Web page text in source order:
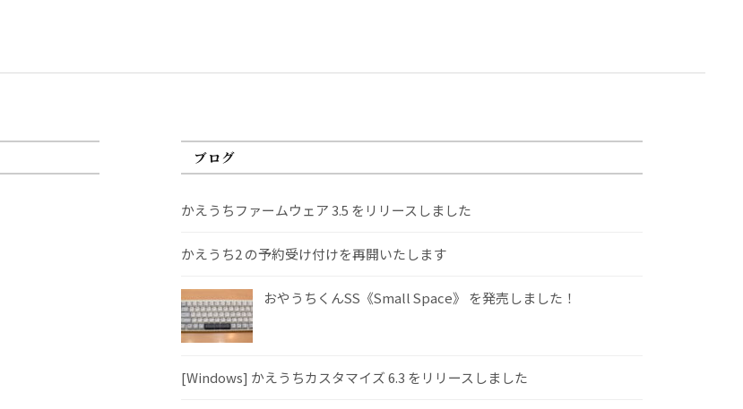
ブログ
かえうちファームウェア 3.5 をリリースしました
かえうち2 の予約受け付けを再開いたします
おやうちくんSS《Small Space》 を発売しました！
[Windows] かえうちカスタマイズ 6.3 をリリースしました